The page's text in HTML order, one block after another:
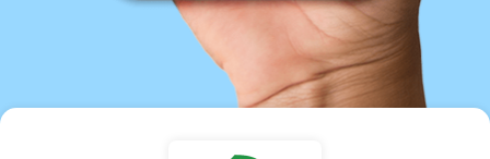
des informations
personnelles.
Enedis condamne